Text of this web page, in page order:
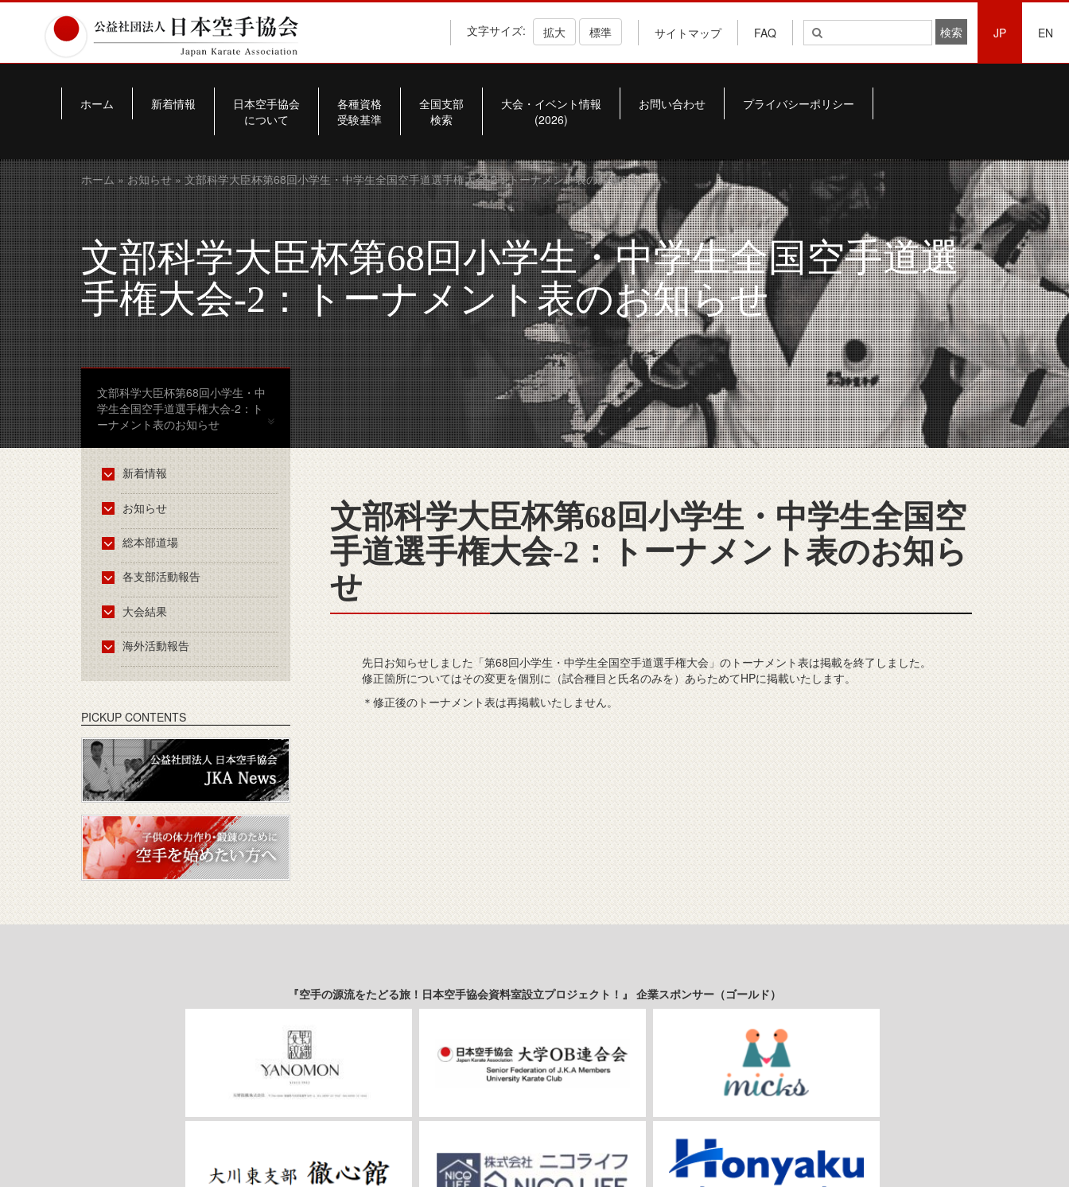
文字サイズ: 拡大 標準 サイトマップ FAQ JP EN
ホーム 新着情報
日本空手協会
について
各種資格
受験基準
全国支部
検索
大会・イベント情報
(2026)
お問い合わせ プライバシーポリシー
ホーム»お知らせ» 文部科学大臣杯第68回小学生・中学生全国空手道選手権大会-2：トーナメント表のお知らせ
文部科学大臣杯第68回小学生・中学生全国空手道選
手権大会-2：トーナメント表のお知らせ
文部科学大臣杯第68回小学生・中
学生全国空手道選手権大会-2：ト
ーナメント表のお知らせ
文部科学大臣杯第68回小学生・中学生全国空
手道選手権大会-2：トーナメント表のお知ら
せ
先日お知らせしました「第68回小学生・中学生全国空手道選手権大会」のトーナメント表は掲載を終了しました。
修正箇所についてはその変更を個別に（試合種目と氏名のみを）あらためてHPに掲載いたします。
＊修正後のトーナメント表は再掲載いたしません。
新着情報
お知らせ
総本部道場
各支部活動報告
大会結果
海外活動報告
PICKUP CONTENTS
『空手の源流をたどる旅！日本空手協会資料室設立プロジェクト！』 企業スポンサー（ゴールド）